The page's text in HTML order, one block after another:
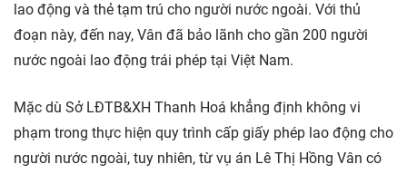
lao động và thẻ tạm trú cho người nước ngoài. Với thủ
đoạn này, đến nay, Vân đã bảo lãnh cho gần 200 người
nước ngoài lao động trái phép tại Việt Nam.
Mặc dù Sở LÐTB&XH Thanh Hoá khẳng định không vi
phạm trong thực hiện quy trình cấp giấy phép lao động cho
người nước ngoài, tuy nhiên, từ vụ án Lê Thị Hồng Vân có